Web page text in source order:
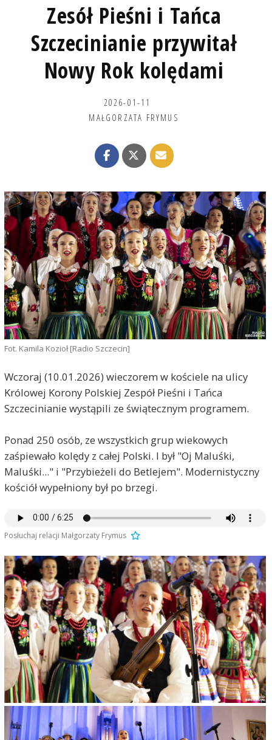
Zesół Pieśni i Tańca
Szczecinianie przywitał
Nowy Rok kolędami
2026-01-11
MAŁGORZATA FRYMUS
Fot. Kamila Kozioł [Radio Szczecin]
Wczoraj (10.01.2026) wieczorem w kościele na ulicy
Królowej Korony Polskiej Zespół Pieśni i Tańca
Szczecinianie wystąpili ze świątecznym programem.
Ponad 250 osób, ze wszystkich grup wiekowych
zaśpiewało kolędy z całej Polski. I był "Oj Maluśki,
Maluśki..." i "Przybieżeli do Betlejem". Modernistyczny
kościół wypełniony był po brzegi.
Posłuchaj relacji Małgorzaty Frymus